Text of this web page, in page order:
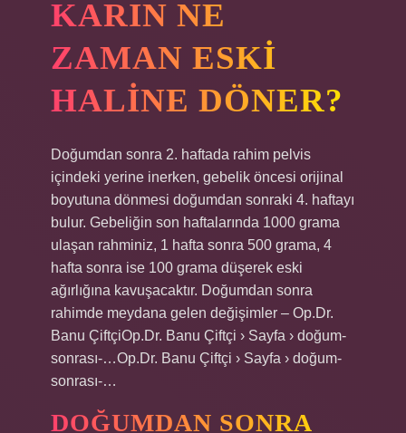
KARIN NE
ZAMAN ESKI
HALINE DÖNER?
Doğumdan sonra 2. haftada rahim pelvis
içindeki yerine inerken, gebelik öncesi orijinal
boyutuna dönmesi doğumdan sonraki 4. haftayı
bulur. Gebeliğin son haftalarında 1000 grama
ulaşan rahminiz, 1 hafta sonra 500 grama, 4
hafta sonra ise 100 grama düşerek eski
ağırlığına kavuşacaktır. Doğumdan sonra
rahimde meydana gelen değişimler – Op.Dr.
Banu ÇiftçiOp.Dr. Banu Çiftçi › Sayfa › doğum-
sonrası-…Op.Dr. Banu Çiftçi › Sayfa › doğum-
sonrası-…
DOĞUMDAN SONRA